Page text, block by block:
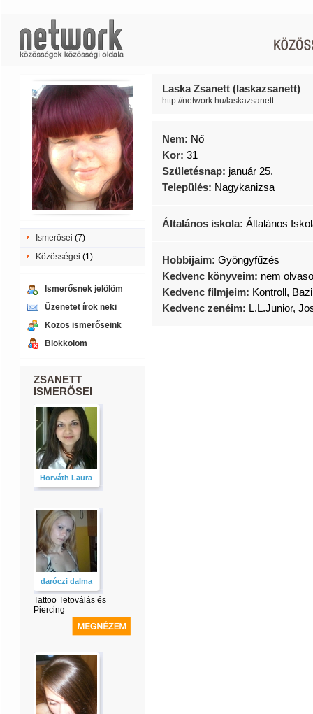
Ismerősei (7)
Közösségei (1)
Ismerősnek jelölöm
Üzenetet írok neki
Közös ismerőseink
Blokkolom
ZSANETT
ISMERŐSEI
Horváth Laura
daróczi dalma
Tattoo Tetoválás és
Piercing
Laska Zsanett (laskazsanett)
http://network.hu/laskazsanett
Nem: Nő
Kor: 31
Születésnap: január 25.
Település: Nagykanizsa
Általános iskola: Általános
Hobbijaim: Gyöngyfűzés
Kedvenc könyveim: nem
Kedvenc filmjeim: Kontroll,
Kedvenc zenéim: L.L.Junior,